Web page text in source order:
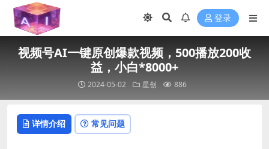
登录
视频号AI一键原创爆款视频，500播放200收
益，小白*8000+
2024-05-02 星创 886
详情介绍 常见问题